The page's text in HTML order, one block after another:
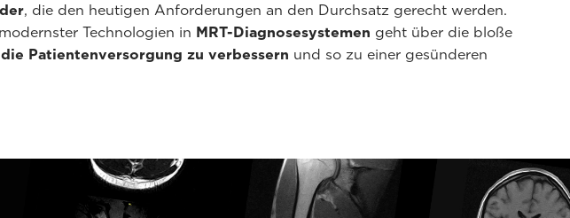
, die den heutigen Anforderungen an den Durchsatz gerecht werden.
Technologien in MRT-Diagnosesystemen geht über die bloße
Patientenversorgung zu verbessern und so zu einer gesünderen